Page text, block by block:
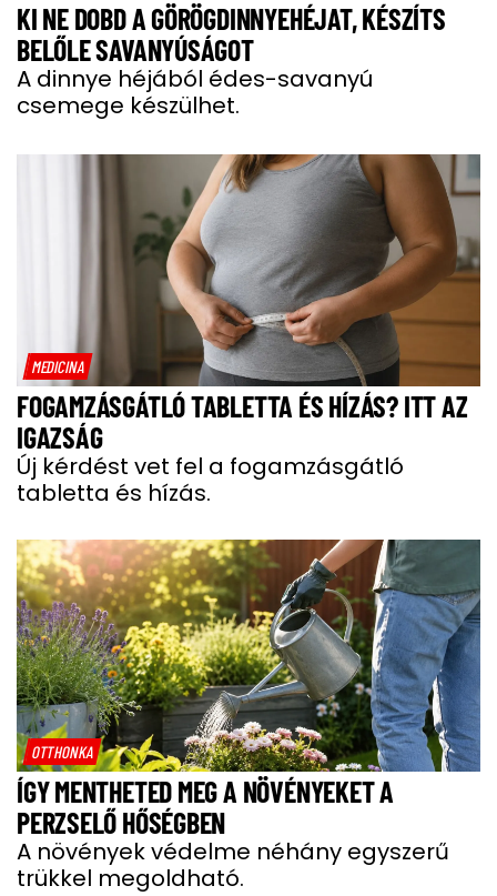
KI NE DOBD A GÖRÖGDINNYEHÉJAT, KÉSZÍTS
BELŐLE SAVANYÚSÁGOT
A dinnye héjából édes-savanyú
csemege készülhet.
MEDICINA
FOGAMZÁSGÁTLÓ TABLETTA ÉS HÍZÁS? ITT AZ
IGAZSÁG
Új kérdést vet fel a fogamzásgátló
tabletta és hízás.
OTTHONKA
ÍGY MENTHETED MEG A NÖVÉNYEKET A
PERZSELŐ HŐSÉGBEN
A növények védelme néhány egyszerű
trükkel megoldható.